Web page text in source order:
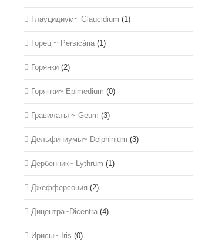
Глауцидиум~ Glaucidium (1)
Горец ~ Persicária (1)
Горянки (2)
Горянки~ Epimedium (0)
Гравилаты ~ Geum (3)
Дельфиниумы~ Delphinium (3)
Дербенник~ Lythrum (1)
Джефферсония (2)
Дицентра~Dicentra (4)
Ирисы~ Iris (0)